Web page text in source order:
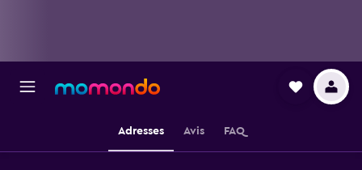
Adresses Avis FAQ